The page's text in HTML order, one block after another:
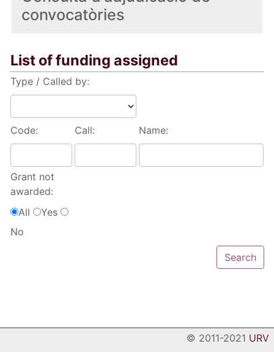
convocatòries
List of funding assigned
Type / Called by:
Code: Call: Name:
Grant not
awarded:
All
Yes
No
© 2011-2021 URV